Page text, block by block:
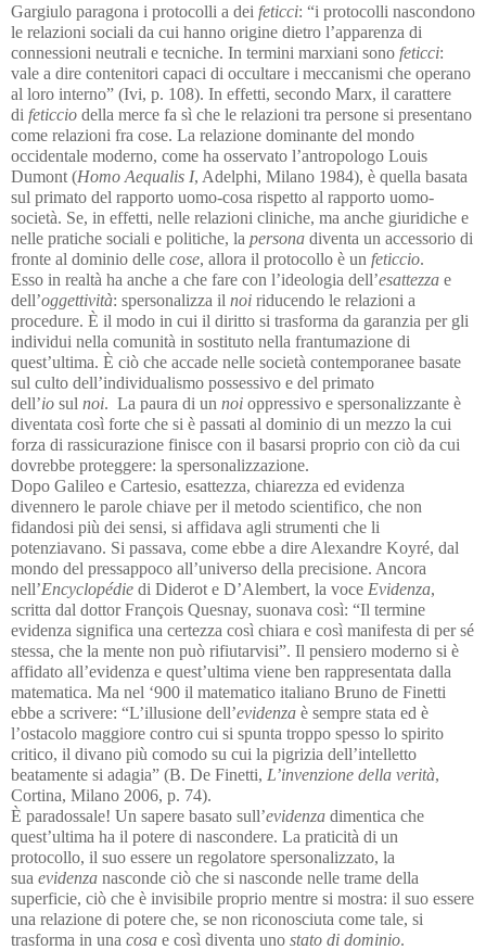
Gargiulo paragona i protocolli a dei feticci: “i protocolli nascondono
le relazioni sociali da cui hanno origine dietro l’apparenza di
connessioni neutrali e tecniche. In termini marxiani sono feticci:
vale a dire contenitori capaci di occultare i meccanismi che operano
al loro interno” (Ivi, p. 108). In effetti, secondo Marx, il carattere
di feticcio della merce fa sì che le relazioni tra persone si presentano
come relazioni fra cose. La relazione dominante del mondo
occidentale moderno, come ha osservato l’antropologo Louis
Dumont (Homo Aequalis I, Adelphi, Milano 1984), è quella basata
sul primato del rapporto uomo-cosa rispetto al rapporto uomo-
società. Se, in effetti, nelle relazioni cliniche, ma anche giuridiche e
nelle pratiche sociali e politiche, la persona diventa un accessorio di
fronte al dominio delle cose, allora il protocollo è un feticcio.
Esso in realtà ha anche a che fare con l’ideologia dell’esattezza e
dell’oggettività: spersonalizza il noi riducendo le relazioni a
procedure. È il modo in cui il diritto si trasforma da garanzia per gli
individui nella comunità in sostituto nella frantumazione di
quest’ultima. È ciò che accade nelle società contemporanee basate
sul culto dell’individualismo possessivo e del primato
dell’io sul noi. La paura di un noi oppressivo e spersonalizzante è
diventata così forte che si è passati al dominio di un mezzo la cui
forza di rassicurazione finisce con il basarsi proprio con ciò da cui
dovrebbe proteggere: la spersonalizzazione.
Dopo Galileo e Cartesio, esattezza, chiarezza ed evidenza
divennero le parole chiave per il metodo scientifico, che non
fidandosi più dei sensi, si affidava agli strumenti che li
potenziavano. Si passava, come ebbe a dire Alexandre Koyré, dal
mondo del pressappoco all’universo della precisione. Ancora
nell’Encyclopédie di Diderot e D’Alembert, la voce Evidenza,
scritta dal dottor François Quesnay, suonava così: “Il termine
evidenza significa una certezza così chiara e così manifesta di per sé
stessa, che la mente non può rifiutarvisi”. Il pensiero moderno si è
affidato all’evidenza e quest’ultima viene ben rappresentata dalla
matematica. Ma nel ‘900 il matematico italiano Bruno de Finetti
ebbe a scrivere: “L’illusione dell’evidenza è sempre stata ed è
l’ostacolo maggiore contro cui si spunta troppo spesso lo spirito
critico, il divano più comodo su cui la pigrizia dell’intelletto
beatamente si adagia” (B. De Finetti, L’invenzione della verità,
Cortina, Milano 2006, p. 74).
È paradossale! Un sapere basato sull’evidenza dimentica che
quest’ultima ha il potere di nascondere. La praticità di un
protocollo, il suo essere un regolatore spersonalizzato, la
sua evidenza nasconde ciò che si nasconde nelle trame della
superficie, ciò che è invisibile proprio mentre si mostra: il suo essere
una relazione di potere che, se non riconosciuta come tale, si
trasforma in una cosa e così diventa uno stato di dominio.